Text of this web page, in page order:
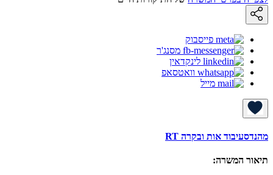
פייסבוק
מסנג'ר
לינקדאין
וואטסאפ
מייל
מהנדסעיבוד אות ובקרה RT
תיאור המשרה: